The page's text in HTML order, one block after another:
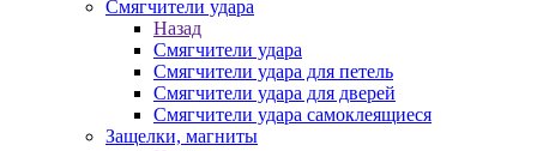
Смягчители удара
Назад
Смягчители удара
Смягчители удара для петель
Смягчители удара для дверей
Cмягчители удара самоклеящиеся
Защелки, магниты